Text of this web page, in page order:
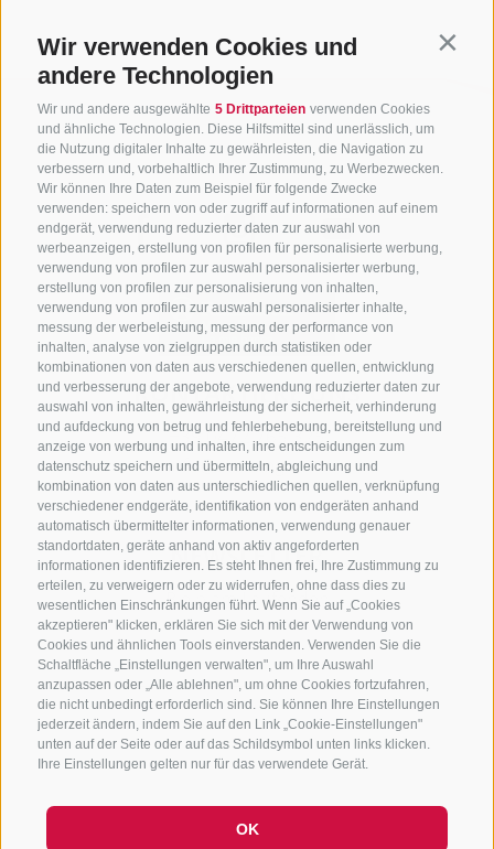
Wir verwenden Cookies und
andere Technologien
Wir und andere ausgewählte 5 Drittparteien verwenden Cookies
und ähnliche Technologien. Diese Hilfsmittel sind unerlässlich, um
die Nutzung digitaler Inhalte zu gewährleisten, die Navigation zu
verbessern und, vorbehaltlich Ihrer Zustimmung, zu Werbezwecken.
Wir können Ihre Daten zum Beispiel für folgende Zwecke
verwenden: speichern von oder zugriff auf informationen auf einem
endgerät, verwendung reduzierter daten zur auswahl von
werbeanzeigen, erstellung von profilen für personalisierte werbung,
verwendung von profilen zur auswahl personalisierter werbung,
erstellung von profilen zur personalisierung von inhalten,
verwendung von profilen zur auswahl personalisierter inhalte,
messung der werbeleistung, messung der performance von
inhalten, analyse von zielgruppen durch statistiken oder
kombinationen von daten aus verschiedenen quellen, entwicklung
und verbesserung der angebote, verwendung reduzierter daten zur
auswahl von inhalten, gewährleistung der sicherheit, verhinderung
und aufdeckung von betrug und fehlerbehebung, bereitstellung und
anzeige von werbung und inhalten, ihre entscheidungen zum
datenschutz speichern und übermitteln, abgleichung und
kombination von daten aus unterschiedlichen quellen, verknüpfung
verschiedener endgeräte, identifikation von endgeräten anhand
automatisch übermittelter informationen, verwendung genauer
standortdaten, geräte anhand von aktiv angeforderten
informationen identifizieren. Es steht Ihnen frei, Ihre Zustimmung zu
erteilen, zu verweigern oder zu widerrufen, ohne dass dies zu
wesentlichen Einschränkungen führt. Wenn Sie auf „Cookies
akzeptieren" klicken, erklären Sie sich mit der Verwendung von
Cookies und ähnlichen Tools einverstanden. Verwenden Sie die
Schaltfläche „Einstellungen verwalten", um Ihre Auswahl
anzupassen oder „Alle ablehnen", um ohne Cookies fortzufahren,
die nicht unbedingt erforderlich sind. Sie können Ihre Einstellungen
jederzeit ändern, indem Sie auf den Link „Cookie-Einstellungen"
unten auf der Seite oder auf das Schildsymbol unten links klicken.
Ihre Einstellungen gelten nur für das verwendete Gerät.
OK
KONTAKTIERE UNS
+39 0472 765 325
info@sterzing.com
NEWSLETTER
Bleib am Laufenden
Newsletter Anmelden